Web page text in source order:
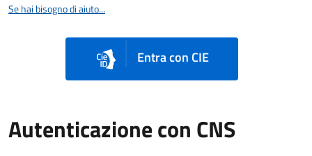
Se hai bisogno di aiuto...
Entra con CIE
Autenticazione con CNS